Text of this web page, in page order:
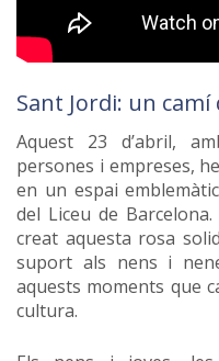
Sant Jordi: un
Aquest 23 d’abril,
persones i empreses,
en un espai
del Liceu de
creat aquesta rosa
suport als nens i
aquests moments que
cultura.